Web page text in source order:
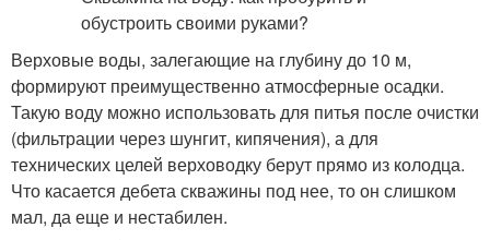
Верховые воды, залегающие на глубину до 10 м,
формируют преимущественно атмосферные осадки.
Такую воду можно использовать для питья после очистки
(фильтрации через шунгит, кипячения), а для
технических целей верховодку берут прямо из колодца.
Что касается дебета скважины под нее, то он слишком
мал, да еще и нестабилен.